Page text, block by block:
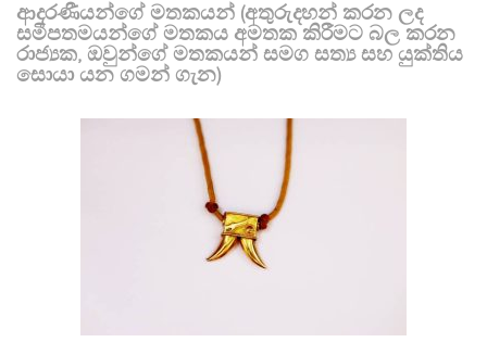
ආදරණීයන්ගේ මතකයන් (අතුරුදහන් කරන ලද
සමීපතමයන්ගේ මතකය අමතක කිරීමට බල කරන
රාජ්‍යක, ඔවුන්ගේ මතකයන් සමග සත්‍ය සහ යුක්තිය
සොයා යන ගමන් ගැන)